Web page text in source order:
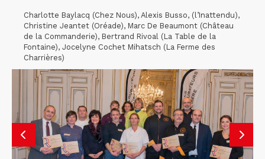
Charlotte Baylacq (Chez Nous), Alexis Busso, (l’Inattendu),
Christine Jeantet (Oréade), Marc De Beaumont (Château
de la Commanderie), Bertrand Rivoal (La Table de la
Fontaine), Jocelyne Cochet Mihatsch (La Ferme des
Charrières)